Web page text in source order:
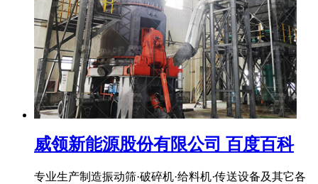
威领新能源股份有限公司 百度百科
专业生产制造振动筛·破碎机·给料机·传送设备及其它各